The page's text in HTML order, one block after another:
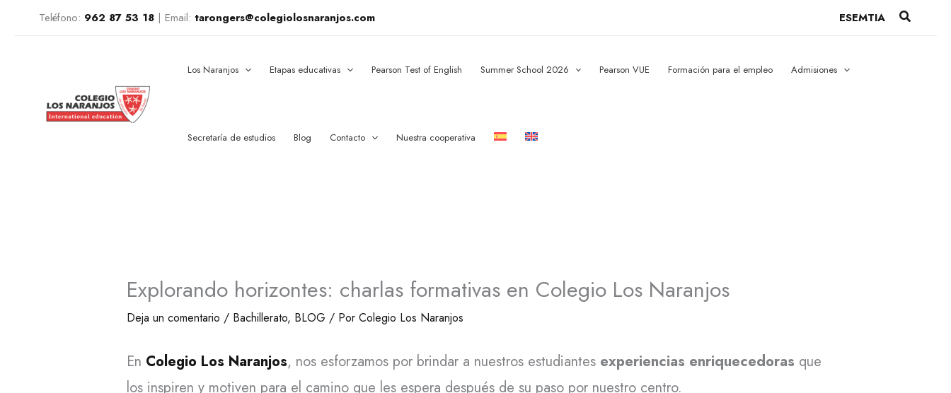
Teléfono: 962 87 53 18 | Email: tarongers@colegiolosnaranjos.com ESEMTIA Buscar
Los Naranjos Etapas educativas Pearson Test of English Summer School 2026 Pearson VUE Formación para el empleo Admisiones
Secretaría de estudios Blog Contacto Nuestra cooperativa
Explorando horizontes: charlas formativas en Colegio Los Naranjos
Deja un comentario / Bachillerato, BLOG / Por Colegio Los Naranjos
En Colegio Los Naranjos, nos esforzamos por brindar a nuestros estudiantes experiencias enriquecedoras que
los inspiren y motiven para el camino que les espera después de su paso por nuestro centro.